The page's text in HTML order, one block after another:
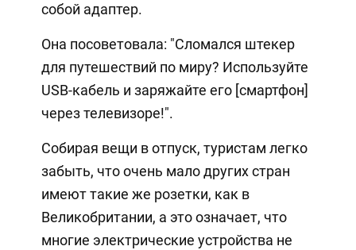
собой адаптер.
Она посоветовала: "Сломался штекер
для путешествий по миру? Используйте
USB-кабель и заряжайте его [смартфон]
через телевизоре!".
Собирая вещи в отпуск, туристам легко
забыть, что очень мало других стран
имеют такие же розетки, как в
Великобритании, а это означает, что
многие электрические устройства не